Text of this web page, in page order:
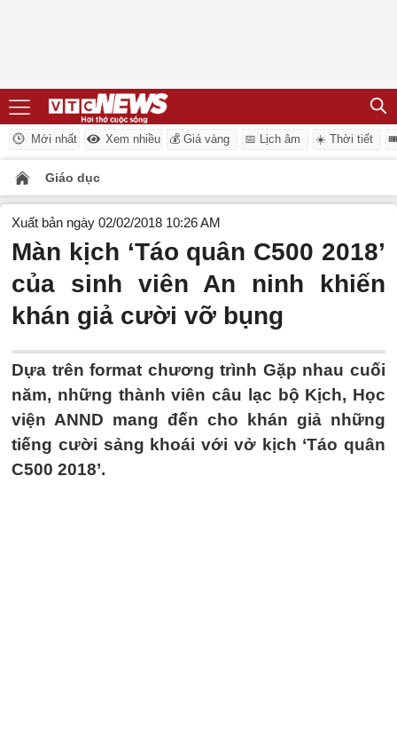
Mới nhất Xem nhiều 💰 Giá vàng 📅 Lịch âm ☀️ Thời tiết
Giáo dục
Xuất bản ngày 02/02/2018 10:26 AM
Màn kịch ‘Táo quân C500 2018’
của sinh viên An ninh khiến
khán giả cười vỡ bụng
Dựa trên format chương trình Gặp nhau cuối
năm, những thành viên câu lạc bộ Kịch, Học
viện ANND mang đến cho khán giả những
tiếng cười sảng khoái với vở kịch ‘Táo quân
C500 2018’.